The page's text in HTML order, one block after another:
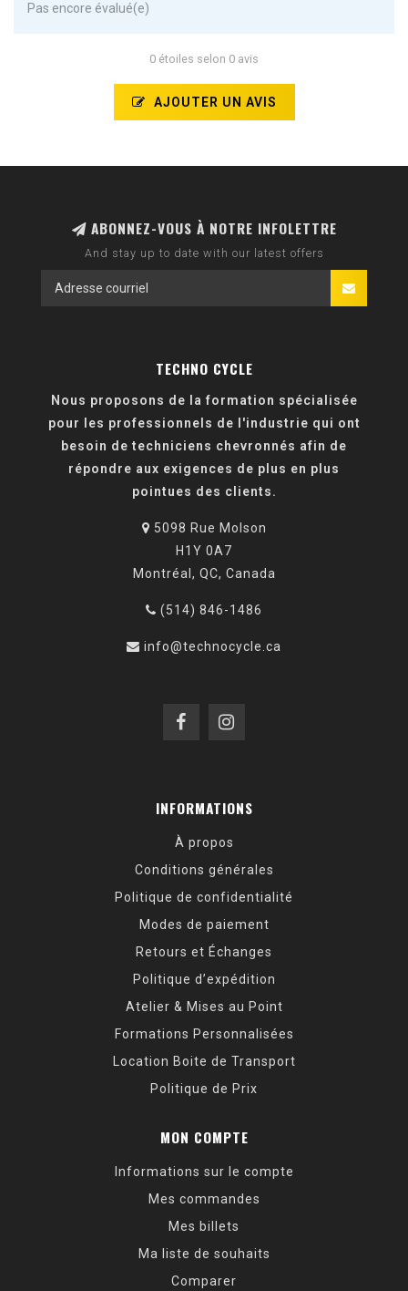
Pas encore évalué(e)
0 étoiles selon 0 avis
AJOUTER UN AVIS
ABONNEZ-VOUS À NOTRE INFOLETTRE
And stay up to date with our latest offers
TECHNO CYCLE
Nous proposons de la formation spécialisée
pour les professionnels de l'industrie qui ont
besoin de techniciens chevronnés afin de
répondre aux exigences de plus en plus
pointues des clients.
5098 Rue Molson
H1Y 0A7
Montréal, QC, Canada
(514) 846-1486
info@technocycle.ca
INFORMATIONS
À propos
Conditions générales
Politique de confidentialité
Modes de paiement
Retours et Échanges
Politique d’expédition
Atelier & Mises au Point
Formations Personnalisées
Location Boite de Transport
Politique de Prix
MON COMPTE
Informations sur le compte
Mes commandes
Mes billets
Ma liste de souhaits
Comparer